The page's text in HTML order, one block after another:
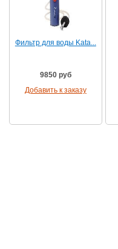
Фильтр для воды Kata...
9850 руб
Добавить к заказу